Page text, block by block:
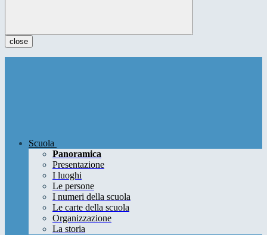
close
Scuola
Panoramica
Presentazione
I luoghi
Le persone
I numeri della scuola
Le carte della scuola
Organizzazione
La storia